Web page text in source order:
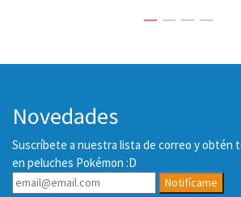
Novedades
Suscríbete a nuestra lista de correo y obtén
en peluches Pokémon :D
Notifícame